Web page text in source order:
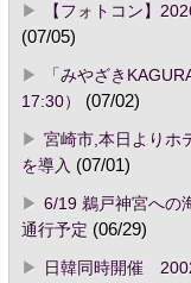
【フォトコン】
(07/05)
「みやざき
17:30）
(07/02)
宮崎市,本日よりホ
を導入 (07/01)
6/19 鵜戸神宮への
通行予定 (06/29)
日韓同時開催